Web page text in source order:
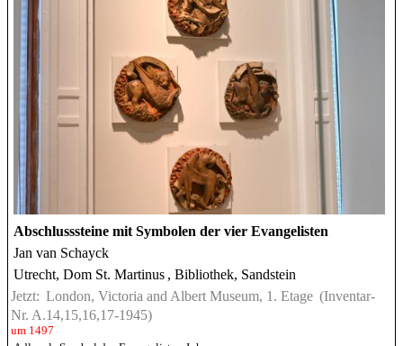
Abschlusssteine mit Symbolen der vier Evangelisten
Jan van Schayck
Utrecht, Dom St. Martinus , Bibliothek, Sandstein
Jetzt: London, Victoria and Albert Museum, 1. Etage (Inventar-
Nr. A.14,15,16,17-1945)
um 1497